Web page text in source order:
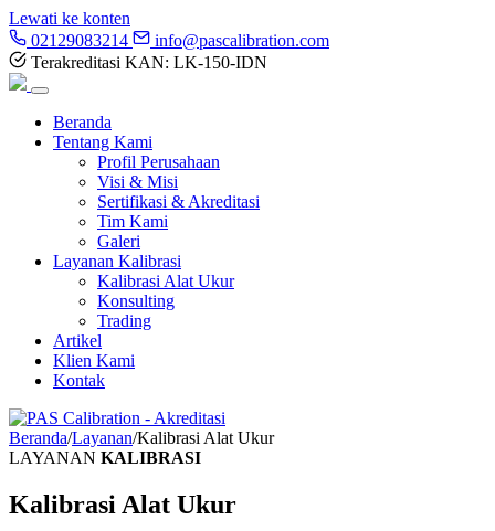
Lewati ke konten
02129083214
info@pascalibration.com
Terakreditasi KAN: LK-150-IDN
Beranda
Tentang Kami
Profil Perusahaan
Visi & Misi
Sertifikasi & Akreditasi
Tim Kami
Galeri
Layanan Kalibrasi
Kalibrasi Alat Ukur
Konsulting
Trading
Artikel
Klien Kami
Kontak
Beranda/Layanan/Kalibrasi Alat Ukur
LAYANAN KALIBRASI
Kalibrasi Alat Ukur